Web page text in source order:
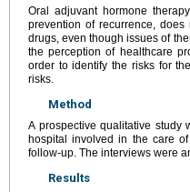
Oral adjuvant hormone
prevention of recurrence,
drugs, even though issues of
the perception of healthcare
order to identify the risks for
risks.
Method
A prospective qualitative study
hospital involved in the care
follow-up. The interviews were
Results